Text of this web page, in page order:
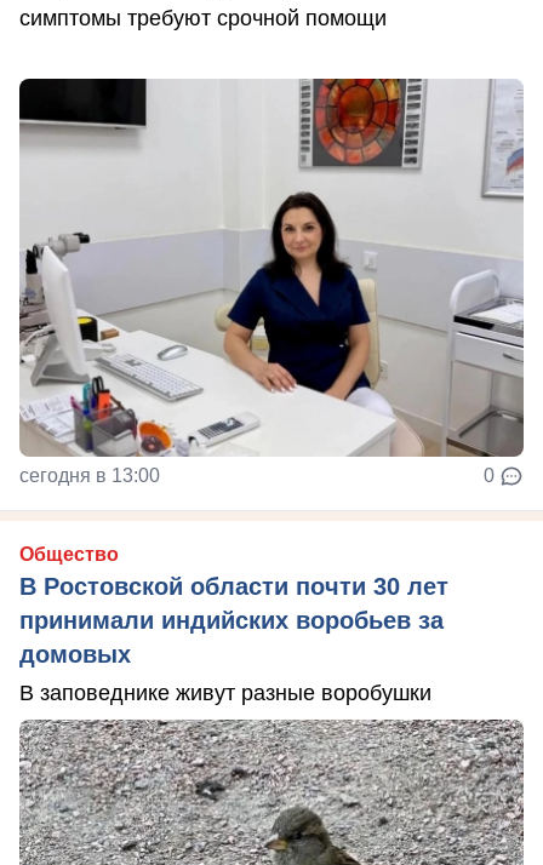
симптомы требуют срочной помощи
сегодня в 13:00 0
Общество
В Ростовской области почти 30 лет
принимали индийских воробьев за
домовых
В заповеднике живут разные воробушки